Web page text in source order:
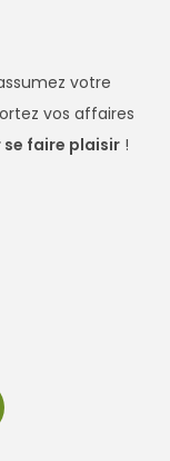
votre
vos affaires
faire plaisir !